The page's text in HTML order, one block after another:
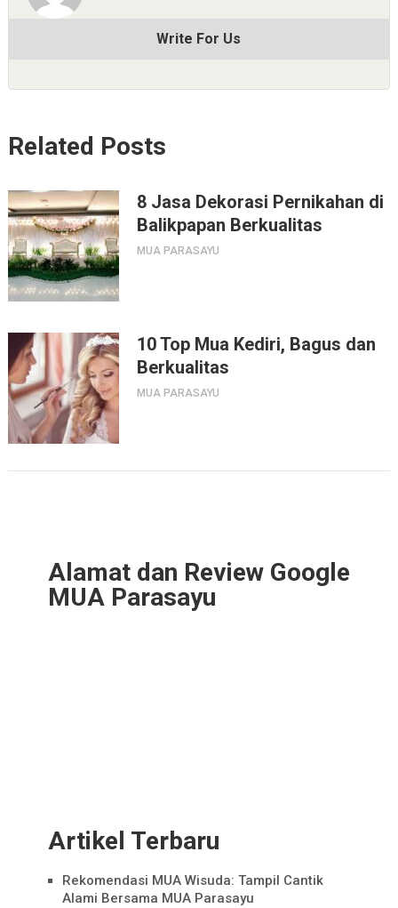
Write For Us
Related Posts
8 Jasa Dekorasi Pernikahan di
Balikpapan Berkualitas
MUA PARASAYU
10 Top Mua Kediri, Bagus dan
Berkualitas
MUA PARASAYU
Alamat dan Review Google
MUA Parasayu
Artikel Terbaru
Rekomendasi MUA Wisuda: Tampil Cantik
Alami Bersama MUA Parasayu